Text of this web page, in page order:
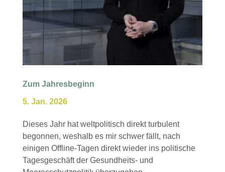
Zum Jahresbeginn
5. Jan. 2026
Dieses Jahr hat weltpolitisch direkt turbulent
begonnen, weshalb es mir schwer fällt, nach
einigen Offline-Tagen direkt wieder ins politische
Tagesgeschäft der Gesundheits- und